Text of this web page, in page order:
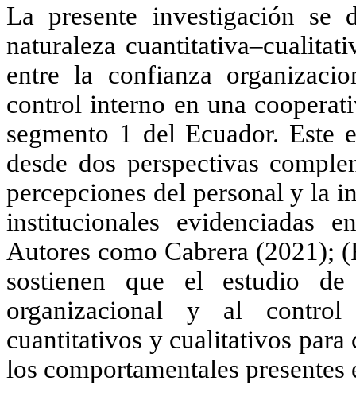
La presente investigación
naturaleza
entre la confianza
control interno en una
segmento 1 del Ecuador. Este
desde dos perspectivas
percepciones del personal y la
institucionales evidenciadas
Autores como Cabrera (2021);
sostienen que el estudio
organizacional y al control
cuantitativos y cualitativos para
los comportamentales